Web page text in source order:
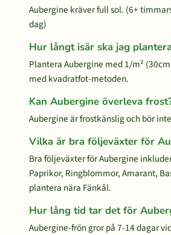
Aubergine kräver full sol. (6+
dag)
Hur långt isär ska jag
Plantera Aubergine med 1/m²
med kvadratfot-metoden.
Kan Aubergine överleva
Aubergine är frostkänslig och bör
Vilka är bra följeväxter för
Bra följeväxter för Aubergine
Paprikor, Ringblommor, Amarant,
plantera nära Fänkål.
Hur lång tid tar det för
Aubergine-frön gror på 7-14 dagar